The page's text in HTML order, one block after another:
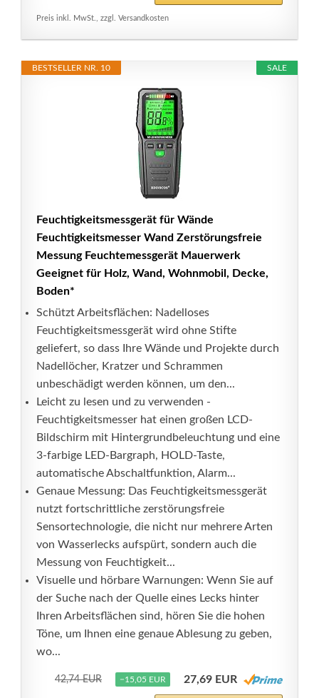
Preis inkl. MwSt., zzgl. Versandkosten
SALE
BESTSELLER NR. 10
Feuchtigkeitsmessgerät für Wände
Feuchtigkeitsmesser Wand Zerstörungsfreie
Messung Feuchtemessgerät Mauerwerk
Geeignet für Holz, Wand, Wohnmobil, Decke,
Boden*
Schützt Arbeitsflächen: Nadelloses
Feuchtigkeitsmessgerät wird ohne Stifte
geliefert, so dass Ihre Wände und Projekte durch
Nadellöcher, Kratzer und Schrammen
unbeschädigt werden können, um den...
Leicht zu lesen und zu verwenden -
Feuchtigkeitsmesser hat einen großen LCD-
Bildschirm mit Hintergrundbeleuchtung und eine
3-farbige LED-Bargraph, HOLD-Taste,
automatische Abschaltfunktion, Alarm...
Genaue Messung: Das Feuchtigkeitsmessgerät
nutzt fortschrittliche zerstörungsfreie
Sensortechnologie, die nicht nur mehrere Arten
von Wasserlecks aufspürt, sondern auch die
Messung von Feuchtigkeit...
Visuelle und hörbare Warnungen: Wenn Sie auf
der Suche nach der Quelle eines Lecks hinter
Ihren Arbeitsflächen sind, hören Sie die hohen
Töne, um Ihnen eine genaue Ablesung zu geben,
wo...
42,74 EUR −15,05 EUR 27,69 EUR